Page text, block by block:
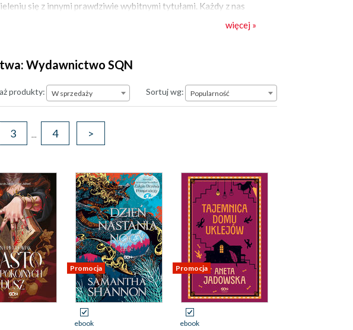
się z innymi prawdziwie wybitnymi tytułami. Każdy z nas
– budujemy zwartą i niezaprzeczalnie mocną konstrukcję, jaką
więcej »
Wydawnictwo SQN
produkty: W sprzedaży Sortuj wg:Popularność
Popularność
3 ... 4 >
Promocja
ebook
Promocja
ebook